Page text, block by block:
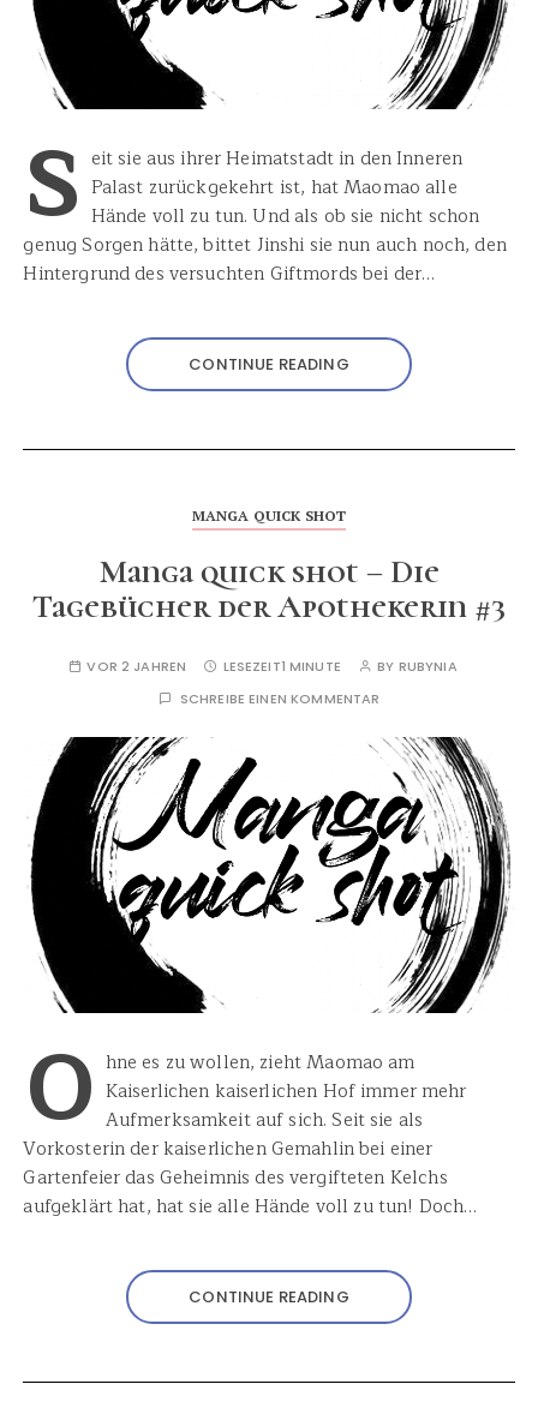
S eit sie aus ihrer Heimatstadt in den Inneren
Palast zurückgekehrt ist, hat Maomao alle
Hände voll zu tun. Und als ob sie nicht schon
genug Sorgen hätte, bittet Jinshi sie nun auch noch, den
Hintergrund des versuchten Giftmords bei der…
CONTINUE READING
MANGA QUICK SHOT
Manga quick shot – Die
Tagebücher der Apothekerin #3
VOR 2 JAHREN LESEZEIT1 MINUTE BY RUBYNIA
SCHREIBE EINEN KOMMENTAR
O hne es zu wollen, zieht Maomao am
Kaiserlichen kaiserlichen Hof immer mehr
Aufmerksamkeit auf sich. Seit sie als
Vorkosterin der kaiserlichen Gemahlin bei einer
Gartenfeier das Geheimnis des vergifteten Kelchs
aufgeklärt hat, hat sie alle Hände voll zu tun! Doch…
CONTINUE READING